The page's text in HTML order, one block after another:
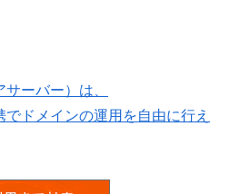
ーバー）は、
ドメインの運用を自由に行え